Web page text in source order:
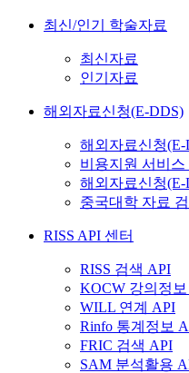
최신/인기 학술자료
최신자료
인기자료
해외자료신청(E-DDS)
해외자료신청(E-
비용지원 서비스
해외자료신청(E-
중국대학 자료
RISS API 센터
RISS 검색 API
KOCW 강의정
WILL 연계 API
Rinfo 통계정보
FRIC 검색 API
SAM 분석활용